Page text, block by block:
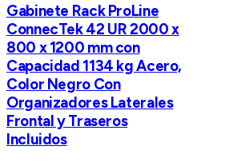
Gabinete Rack ProLine
ConnecTek 42 UR 2000 x
800 x 1200 mm con
Capacidad 1134 kg Acero,
Color Negro Con
Organizadores Laterales
Frontal y Traseros
Incluidos